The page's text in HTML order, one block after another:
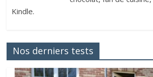
Kindle.
Nos derniers tests